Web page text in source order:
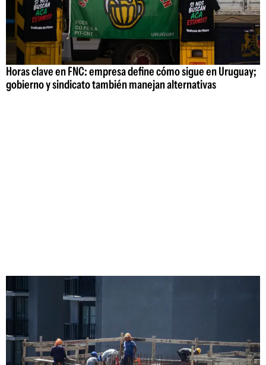
Horas clave en FNC: empresa define cómo sigue en Uruguay;
gobierno y sindicato también manejan alternativas